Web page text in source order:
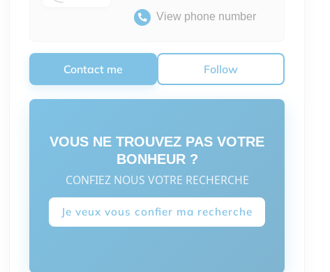
View phone number
Contact me Follow
VOUS NE TROUVEZ PAS VOTRE
BONHEUR ?
CONFIEZ NOUS VOTRE RECHERCHE
Je veux vous confier ma recherche